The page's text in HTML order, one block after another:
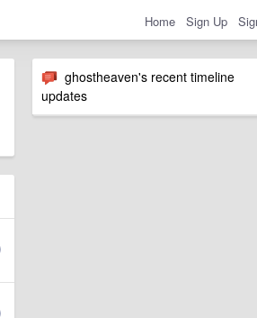
Home Sign Up
ghostheaven's recent timeline
updates